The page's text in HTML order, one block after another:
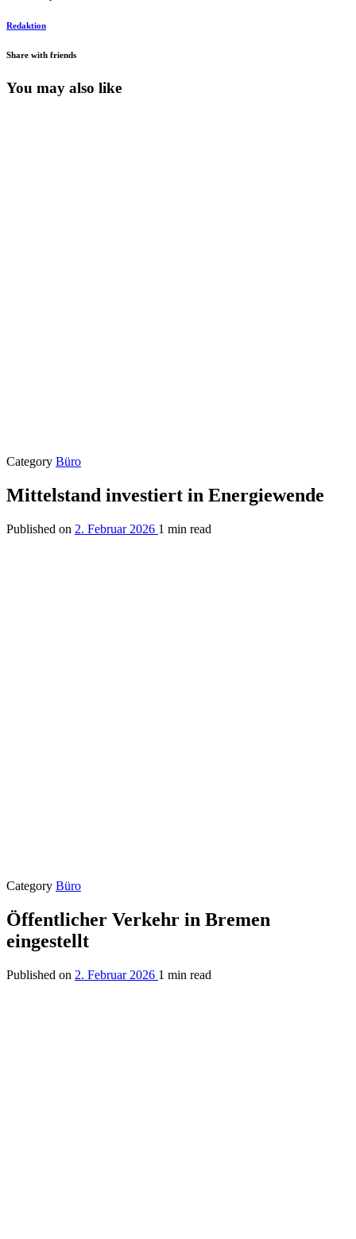
Redaktion
Share with friends
You may also like
Category Büro
Mittelstand investiert in Energiewende
Published on 2. Februar 2026 1 min read
Category Büro
Öffentlicher Verkehr in Bremen
eingestellt
Published on 2. Februar 2026 1 min read